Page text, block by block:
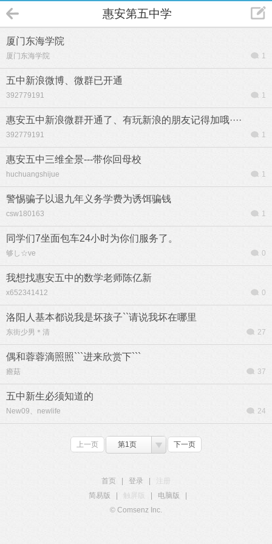
惠安第五中学
厦门东海学院
厦门东海学院 1
五中新浪微博、微群已开通
392779191 1
惠安五中新浪微群开通了、有玩新浪的朋友记得加哦····
392779191 1
惠安五中三维全景---带你回母校
huchuangshijue 1
警惕骗子以退九年义务学费为诱饵骗钱
csw180163 1
同学们7坐面包车24小时为你们服务了。
够し☆ve 0
我想找惠安五中的数学老师陈亿新
x652341412 0
洛阳人基本都说我是坏孩子``请说我坏在哪里
东街少男＊清 27
偶和蓉蓉滴照照```进来欣赏下```
癚菇 37
五中新生必须知道的
New09、newlife 24
上一页 第1页 下一页
首页 登录
注册
简易版
触屏版 电脑版
© Comsenz Inc.